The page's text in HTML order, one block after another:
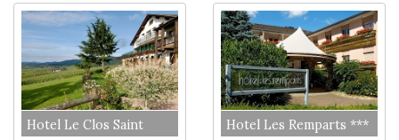
Hotel Le Clos Saint
Hotel Les Remparts ***